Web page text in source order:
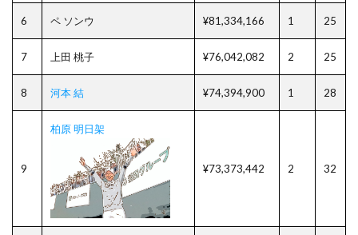
6 ペ ソンウ ¥81,334,166 1 25
7 上田 桃子 ¥76,042,082 2 25
8 河本 結 ¥74,394,900 1 28
9
柏原 明日架
¥73,373,442 2 32